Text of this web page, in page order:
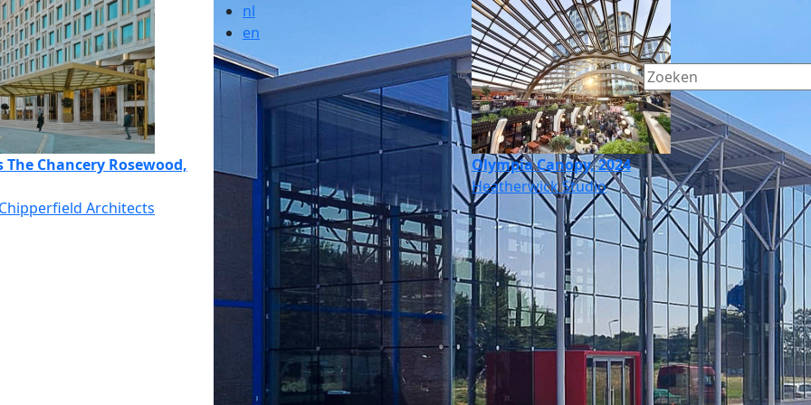
nl
en
The Chancery Rosewood,
Architects
Olympia Canopy, 2024
Heatherwick Studio